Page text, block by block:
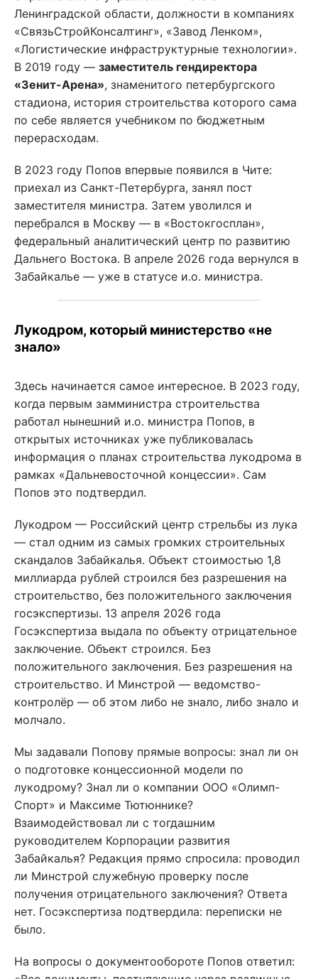
Ленинградской области, должности в компаниях
«СвязьСтройКонсалтинг», «Завод Ленком»,
«Логистические инфраструктурные технологии».
В 2019 году — заместитель гендиректора
«Зенит-Арена», знаменитого петербургского
стадиона, история строительства которого сама
по себе является учебником по бюджетным
перерасходам.
В 2023 году Попов впервые появился в Чите:
приехал из Санкт-Петербурга, занял пост
заместителя министра. Затем уволился и
перебрался в Москву — в «Востокгосплан»,
федеральный аналитический центр по развитию
Дальнего Востока. В апреле 2026 года вернулся в
Забайкалье — уже в статусе и.о. министра.
Лукодром, который министерство «не
знало»
Здесь начинается самое интересное. В 2023 году,
когда первым замминистра строительства
работал нынешний и.о. министра Попов, в
открытых источниках уже публиковалась
информация о планах строительства лукодрома в
рамках «Дальневосточной концессии». Сам
Попов это подтвердил.
Лукодром — Российский центр стрельбы из лука
— стал одним из самых громких строительных
скандалов Забайкалья. Объект стоимостью 1,8
миллиарда рублей строился без разрешения на
строительство, без положительного заключения
госэкспертизы. 13 апреля 2026 года
Госэкспертиза выдала по объекту отрицательное
заключение. Объект строился. Без
положительного заключения. Без разрешения на
строительство. И Минстрой — ведомство-
контролёр — об этом либо не знало, либо знало и
молчало.
Мы задавали Попову прямые вопросы: знал ли он
о подготовке концессионной модели по
лукодрому? Знал ли о компании ООО «Олимп-
Спорт» и Максиме Тютюннике?
Взаимодействовал ли с тогдашним
руководителем Корпорации развития
Забайкалья? Редакция прямо спросила: проводил
ли Минстрой служебную проверку после
получения отрицательного заключения? Ответа
нет. Госэкспертиза подтвердила: переписки не
было.
На вопросы о документообороте Попов ответил: